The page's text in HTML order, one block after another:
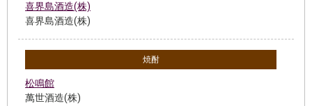
喜界島酒造(株)
喜界島酒造(株)
焼酎
松鳴館
萬世酒造(株)